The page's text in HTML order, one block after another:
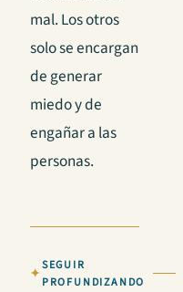
mal. Los otros
solo se encargan
de generar
miedo y de
engañar a las
personas.
SEGUIR
PROFUNDIZANDO